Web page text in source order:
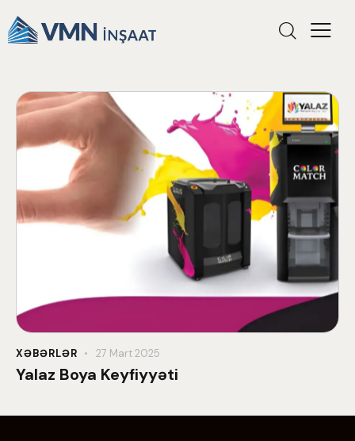
XƏBƏRLƏR 27 Mart 2025
Yalaz Boya Keyfiyyəti